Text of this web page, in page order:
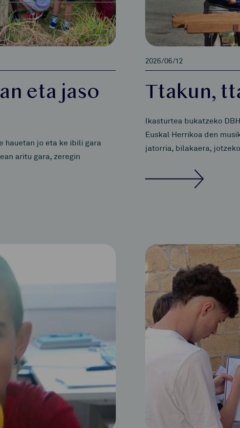
eta jaso
hauetan jo eta ke ibili gara
aritu gara, zeregin
2026/06/12
Ttakun,
Ikasturtea bukatzeko
Euskal Herrikoa den
jatorria, bilakaera,